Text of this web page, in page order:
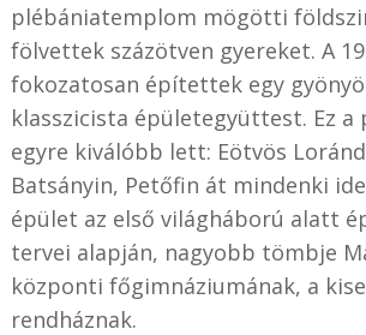
plébániatemplom mögötti
fölvettek százötven gyereket. A
fokozatosan építettek egy
klasszicista épületegyüttest. Ez a
egyre kiválóbb lett: Eötvös
Batsányin, Petőfin át mindenki
épület az első világháború alatt
tervei alapján, nagyobb tömbje
központi főgimnáziumának, a
rendháznak.